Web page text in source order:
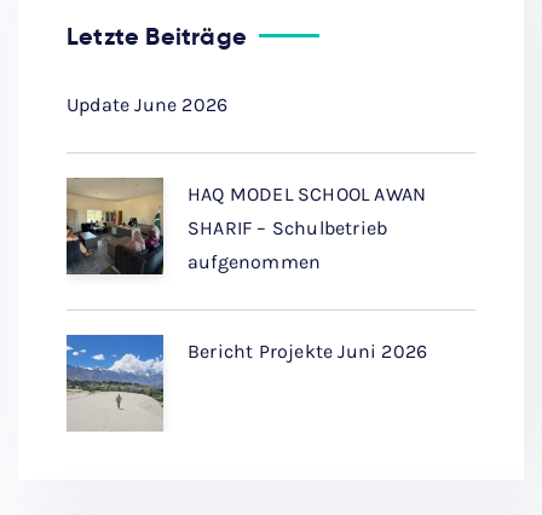
Letzte Beiträge
Update June 2026
HAQ MODEL SCHOOL AWAN
SHARIF – Schulbetrieb
aufgenommen
Bericht Projekte Juni 2026